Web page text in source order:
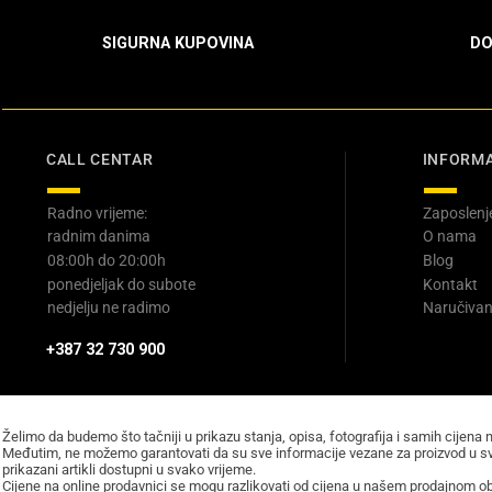
SIGURNA KUPOVINA
CALL CENTAR
Radno vrijeme:
radnim danima
08:00h do 20:00h
ponedjeljak do subote
nedjelju ne radimo
+387 32 730 900
O nama
Blog
Kontakt
Želimo da budemo što tačniji u prikazu stanja, opisa, fotografija i samih cijena
Međutim, ne možemo garantovati da su sve informacije vezane za proizvod u
prikazani artikli dostupni u svako vrijeme.
Cijene na online prodavnici se mogu razlikovati od cijena u našem prodajnom